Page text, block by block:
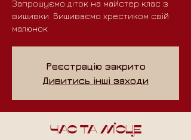
Запрошуємо діток на майстер клас з
вишивки. Вишиваємо хрестиком свій
малюнок
Реєстрацію закрито
Дивитись інші заходи
Час та місце